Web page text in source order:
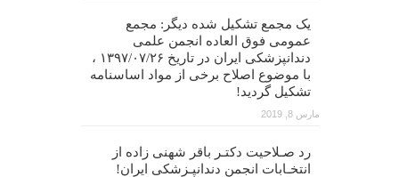
یک مجمع تشکیل شده دیگر: مجمع
عمومی فوق العاده انجمن علمی
دندانپزشکی ایران در تاریخ ۱۳۹۷/۰۷/۲۶ ،
با موضوع اصلاح برخی از مواد اساسنامه
تشکیل گردید!
مارس 8, 2019
رد صـلاحیت دکتـر باقر شهنی زاده از
انتخـابات انجمن دندانپـزشکی ایران!